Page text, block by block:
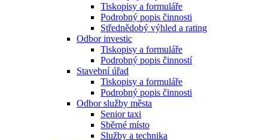
Tiskopisy a formuláře
Podrobný popis činnosti
Střednědobý výhled a rating
Odbor investic
Tiskopisy a formuláře
Podrobný popis činností
Stavební úřad
Tiskopisy a formuláře
Podrobný popis činnosti
Odbor služby města
Senior taxi
Sběrné místo
Služby a technika